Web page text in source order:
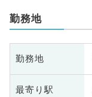
勤務地
勤務地
最寄り駅